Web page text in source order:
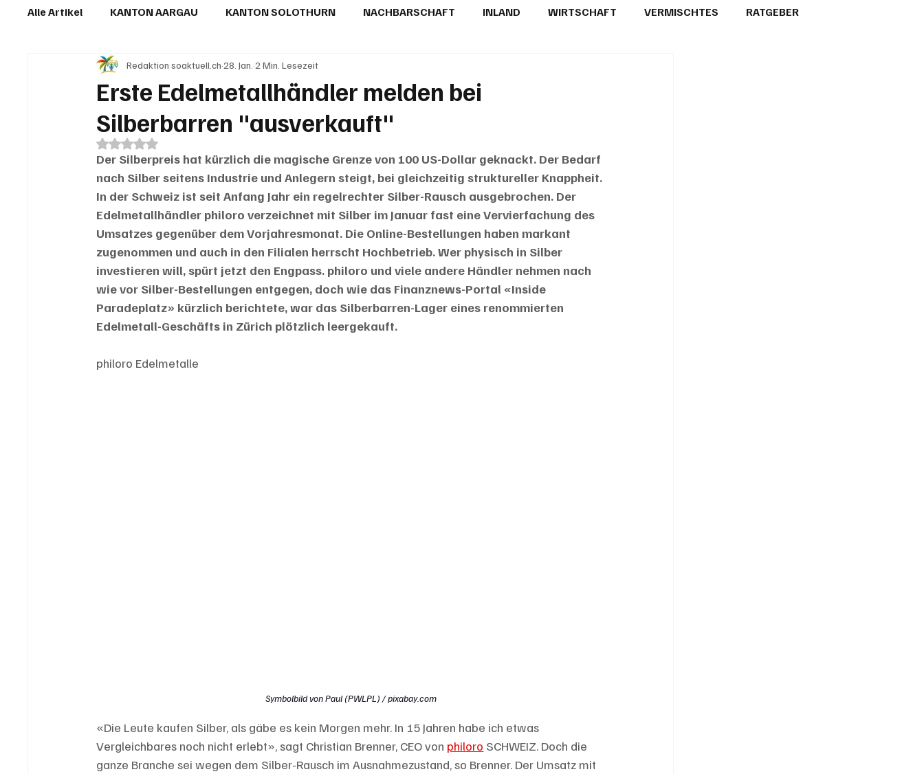
Alle Artikel KANTON AARGAU KANTON SOLOTHURN NACHBARSCHAFT INLAND WIRTSCHAFT VERMISCHTES RATGEBER
IN EIGENER SACHE KOMMENTARE LESERBRIEFE
Erste Edelmetallhändler melden bei
Silberbarren "ausverkauft"
Redaktion soaktuell.ch 28. Jan. 2 Min. Lesezeit
Mit NaN von 5 Sternen bewertet.
Der Silberpreis hat kürzlich die magische Grenze von 100 US-Dollar geknackt. Der Bedarf
nach Silber seitens Industrie und Anlegern steigt, bei gleichzeitig struktureller Knappheit.
In der Schweiz ist seit Anfang Jahr ein regelrechter Silber-Rausch ausgebrochen. Der
Edelmetallhändler philoro verzeichnet mit Silber im Januar fast eine Vervierfachung des
Umsatzes gegenüber dem Vorjahresmonat. Die Online-Bestellungen haben markant
zugenommen und auch in den Filialen herrscht Hochbetrieb. Wer physisch in Silber
investieren will, spürt jetzt den Engpass. philoro und viele andere Händler nehmen nach
wie vor Silber-Bestellungen entgegen, doch wie das Finanznews-Portal «Inside
Paradeplatz» kürzlich berichtete, war das Silberbarren-Lager eines renommierten
Edelmetall-Geschäfts in Zürich plötzlich leergekauft.
philoro Edelmetalle
Symbolbild von Paul (PWLPL) / pixabay.com
«Die Leute kaufen Silber, als gäbe es kein Morgen mehr. In 15 Jahren habe ich etwas
Vergleichbares noch nicht erlebt», sagt Christian Brenner, CEO von philoro SCHWEIZ. Doch die
ganze Branche sei wegen dem Silber-Rausch im Ausnahmezustand, so Brenner. Der Umsatz mit